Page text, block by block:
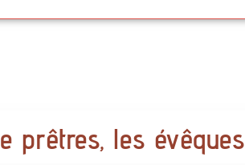
prêtres, les